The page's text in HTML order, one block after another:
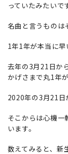
っていたみたいで
名曲と言うものは
1年1年が本当に早
去年の3月21日か
かげさまで丸1年
2020年の3月21日
そこからは心機一
います。
数えてみると、